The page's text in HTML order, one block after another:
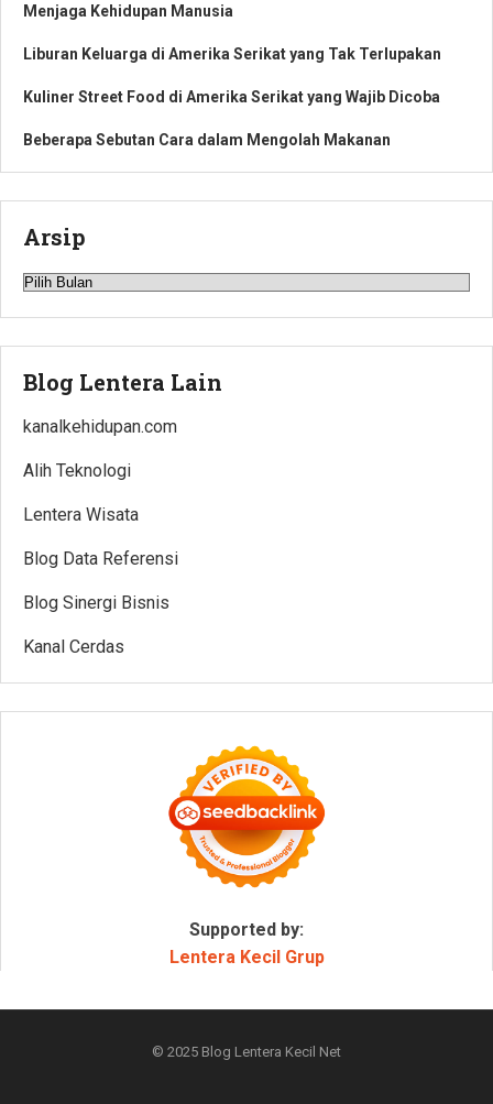
Menjaga Kehidupan Manusia
Liburan Keluarga di Amerika Serikat yang Tak Terlupakan
Kuliner Street Food di Amerika Serikat yang Wajib Dicoba
Beberapa Sebutan Cara dalam Mengolah Makanan
Arsip
Arsip
Blog Lentera Lain
kanalkehidupan.com
Alih Teknologi
Lentera Wisata
Blog Data Referensi
Blog Sinergi Bisnis
Kanal Cerdas
Supported by:
Lentera Kecil Grup
© 2025 Blog Lentera Kecil Net